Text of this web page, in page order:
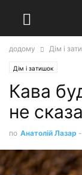
додому Дім і
Дім і затишок
Кава
не
по Анатолій Лазар -